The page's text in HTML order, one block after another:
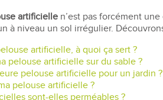
artificielle n’est pas forcément
à niveau un sol irrégulier.
artificielle, à quoi ça sert ?
pelouse artificielle sur du sable ?
pelouse artificielle pour un jardin ?
pelouse artificielle ?
sont-elles perméables ?